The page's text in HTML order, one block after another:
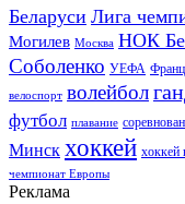
Беларуси Лига
Могилев Москва НОК
Соболенко УЕФА
велоспорт волейбол
футбол плавание
Минск хоккей хоккей
чемпионат Европы
Реклама